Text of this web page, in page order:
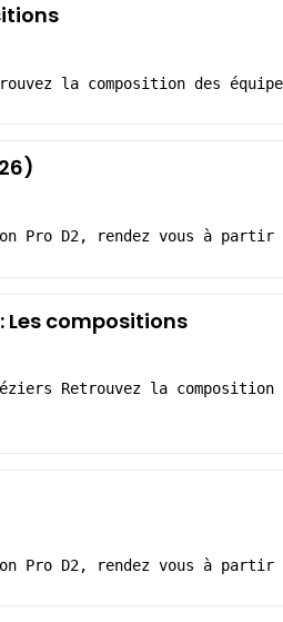
la composition des
Pro D2, rendez vous à partir
Les compositions
Retrouvez la
Pro D2, rendez vous à partir